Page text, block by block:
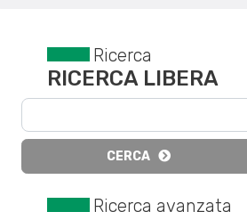
Ricerca
RICERCA LIBERA
CERCA
Ricerca avanzata